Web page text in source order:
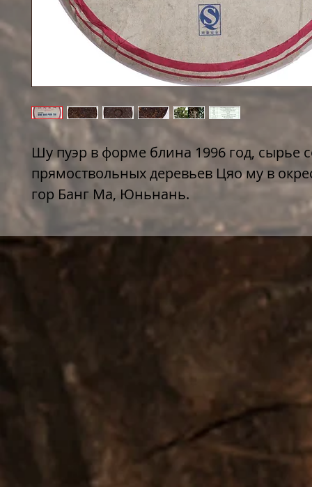
Шу пуэр в форме блина 1996 год, сырье
прямоствольных деревьев Цяо му в
гор Банг Ма, Юньнань.